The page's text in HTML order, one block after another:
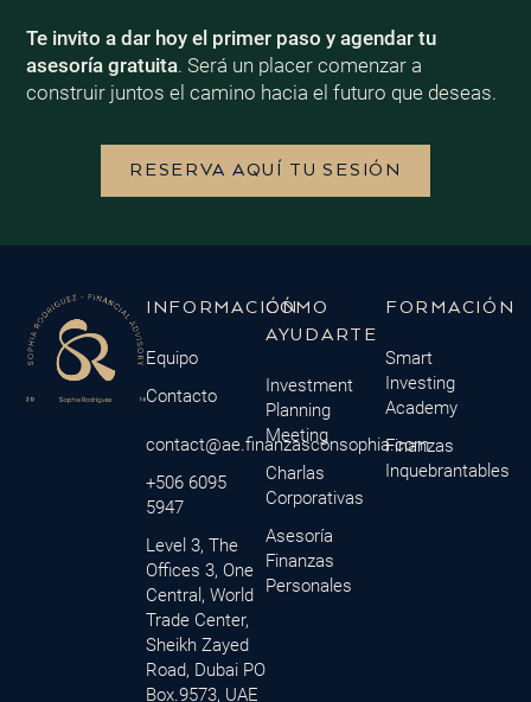
Te invito a dar hoy el primer paso y agendar tu
asesoría gratuita. Será un placer comenzar a
construir juntos el camino hacia el futuro que deseas.
RESERVA AQUÍ TU SESIÓN
INFORMACIÓN
Equipo
Contacto
contact@ae.finanzasconsophia.com
+506 6095
5947
Level 3, The
Offices 3, One
Central, World
Trade Center,
Sheikh Zayed
Road, Dubai PO
Box.9573, UAE
CÓMO
AYUDARTE
Investment
Planning
Meeting
Charlas
Corporativas
Asesoría
Finanzas
Personales
FORMACIÓN
Smart
Investing
Academy
Finanzas
Inquebrantables